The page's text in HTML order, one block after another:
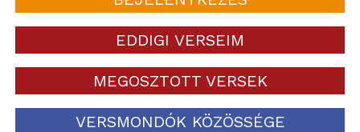
EDDIGI VERSEIM
MEGOSZTOTT VERSEK
VERSMONDÓK KÖZÖSSÉGE